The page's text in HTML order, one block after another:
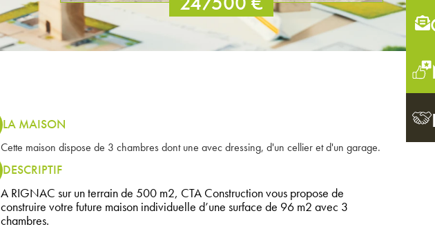
LA MAISON
Cette maison dispose de 3 chambres dont une avec dressing, d'un cellier et d'un garage.
DESCRIPTIF
A RIGNAC sur un terrain de 500 m2, CTA Construction vous propose de
construire votre future maison individuelle d’une surface de 96 m2 avec 3
chambres.